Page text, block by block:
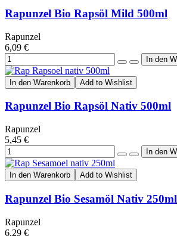
Rapunzel Bio Rapsöl Mild 500ml
Rapunzel
6,09 €
In den Warenkorb Add to Wishlist
Rapunzel Bio Rapsöl Nativ 500ml
Rapunzel
5,45 €
In den Warenkorb Add to Wishlist
Rapunzel Bio Sesamöl Nativ 250ml
Rapunzel
6,29 €